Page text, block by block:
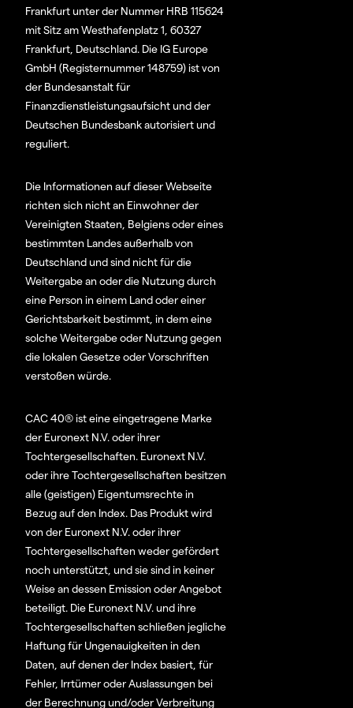
Frankfurt unter der Nummer HRB 115624
mit Sitz am Westhafenplatz 1, 60327
Frankfurt, Deutschland. Die IG Europe
GmbH (Registernummer 148759) ist von
der Bundesanstalt für
Finanzdienstleistungsaufsicht und der
Deutschen Bundesbank autorisiert und
reguliert.
Die Informationen auf dieser Webseite
richten sich nicht an Einwohner der
Vereinigten Staaten, Belgiens oder eines
bestimmten Landes außerhalb von
Deutschland und sind nicht für die
Weitergabe an oder die Nutzung durch
eine Person in einem Land oder einer
Gerichtsbarkeit bestimmt, in dem eine
solche Weitergabe oder Nutzung gegen
die lokalen Gesetze oder Vorschriften
verstoßen würde.
CAC 40® ist eine eingetragene Marke
der Euronext N.V. oder ihrer
Tochtergesellschaften. Euronext N.V.
oder ihre Tochtergesellschaften besitzen
alle (geistigen) Eigentumsrechte in
Bezug auf den Index. Das Produkt wird
von der Euronext N.V. oder ihrer
Tochtergesellschaften weder gefördert
noch unterstützt, und sie sind in keiner
Weise an dessen Emission oder Angebot
beteiligt. Die Euronext N.V. und ihre
Tochtergesellschaften schließen jegliche
Haftung für Ungenauigkeiten in den
Daten, auf denen der Index basiert, für
Fehler, Irrtümer oder Auslassungen bei
der Berechnung und/oder Verbreitung